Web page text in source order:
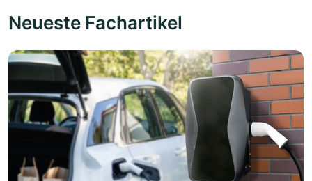
Neueste Fachartikel